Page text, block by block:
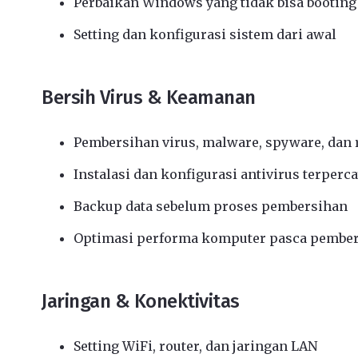
Setting dan konfigurasi sistem dari awal
Bersih Virus & Keamanan
Pembersihan virus, malware, spyware, dan
Instalasi dan konfigurasi antivirus
Backup data sebelum proses pembersihan
Optimasi performa komputer pasca
Jaringan & Konektivitas
Setting WiFi, router, dan jaringan LAN